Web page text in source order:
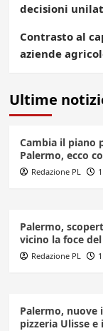
decisioni
Contrasto al
aziende
Ultime
Cambia il piano
Palermo, ecco
Redazione PL
Palermo,
vicino la foce
Redazione PL
Palermo,
pizzeria Ulisse